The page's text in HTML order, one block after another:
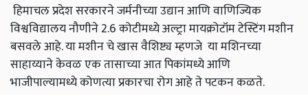
हिमाचल प्रदेश सरकारने जर्मनीच्या उद्यान आणि वाणिज्यिक
विश्वविद्यालय नौणीने 2.6 कोटीमध्ये अल्ट्रा मायक्रोटॉम टेस्टिंग मशीन
बसवले आहे. या मशीन चे खास वैशिष्ट्य म्हणजे या मशिनच्या
साहाय्याने केवळ एक तासाच्या आत पिकांमध्ये आणि
भाजीपाल्यामध्ये कोणत्या प्रकारचा रोग आहे ते पटकन कळते.